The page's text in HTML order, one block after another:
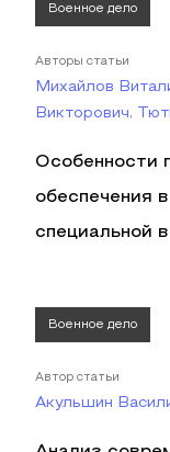
Военное дело
Авторы статьи
Михайлов
Викторович,
Особенности
обеспечения
специальной
Военное дело
Автор статьи
Акульшин